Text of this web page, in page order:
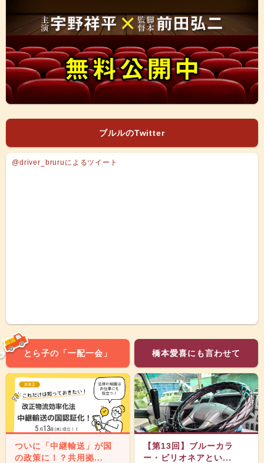
ブルルのTwitter
@driver_bruruによるツイート
とら子の「一配一会」
ついに「中継輸送」が国
の政策に！？共用拠...
橋本愛喜にも言わせて
【第13回】ブルーカラ
ー・ビリオネアとい...